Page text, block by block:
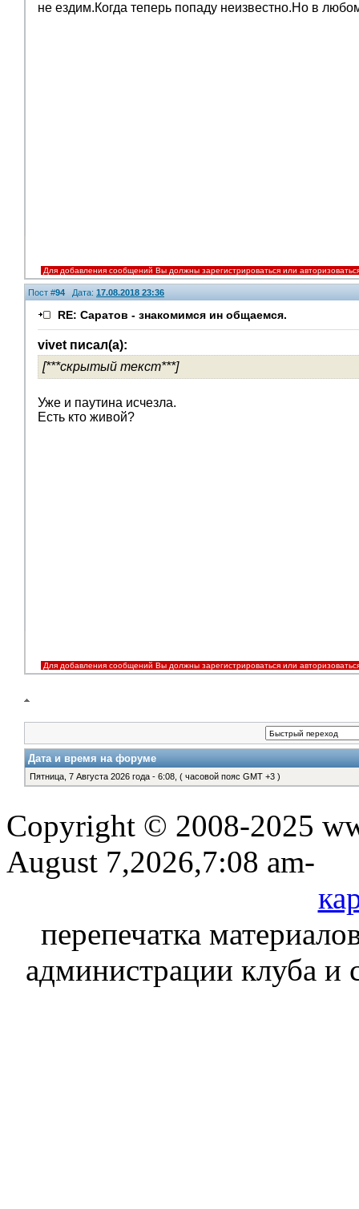
не ездим.Когда теперь попаду неизвестно.Но в
Для добавления сообщений Вы должны зарегистрироваться или
Пост #94Дата: 17.08.2018 23:36
RE: Саратов - знакомимся ин общаемся.
vivet писал(а):
[***скрытый текст***]
Уже и паутина исчезла.
Есть кто живой?
Для добавления сообщений Вы должны зарегистрироваться или
Дата и время на форуме
Пятница, 7 Августа 2026 года - 6:08, ( часовой пояс GMT +3 )
Copyright © 2008-2025
August 7,2026,7:08 am-
перепечатка
администрации клуба и